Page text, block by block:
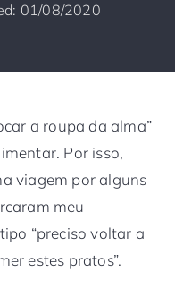
01/08/2020
a roupa da alma”
Por isso,
viagem por alguns
meu
“preciso voltar a
estes pratos”.